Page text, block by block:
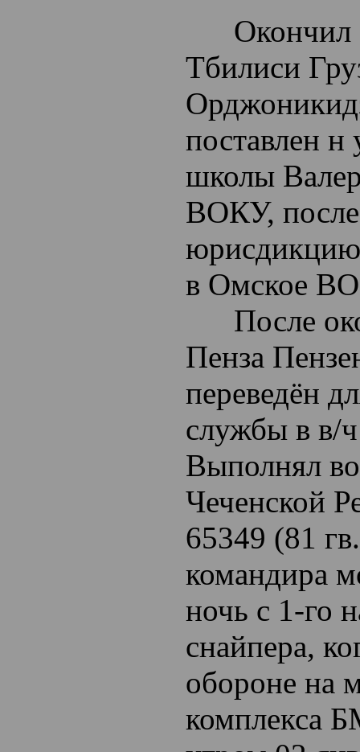
Окончил
Тбилиси
поставлен
школы
ВОКУ,
юрисдикцию
в Омское
После
Пенза
переведён
службы в в/
Выполнял
Чеченской
65349 (81
командира
ночь с 1-го
снайпера,
обороне на
комплекса